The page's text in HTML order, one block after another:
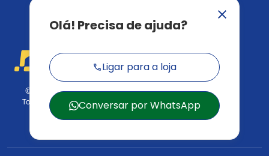
© 2026 Casa do Construtor.
Todos os direitos reservados.
CNPJ: 03.729.824/001-95